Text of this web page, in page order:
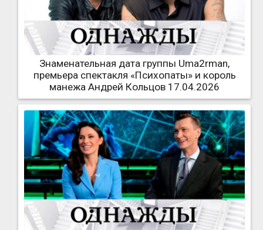
Знаменательная дата группы Uma2rman,
премьера спектакля «Психопаты» и король
манежа Андрей Кольцов 17.04.2026